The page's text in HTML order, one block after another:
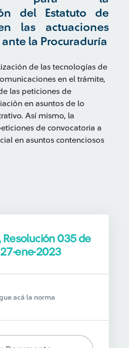
del Estatuto de
las actuaciones
la Procuraduría
de las tecnologías de
en el trámite,
las peticiones de
en asuntos de lo
Así mismo, la
de convocatoria a
en asuntos contenciosos
Resolución 035 de
ene-2023
acá la norma